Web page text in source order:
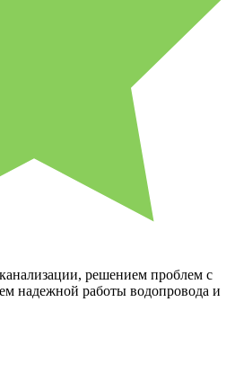
решением проблем с
надежной работы водопровода и